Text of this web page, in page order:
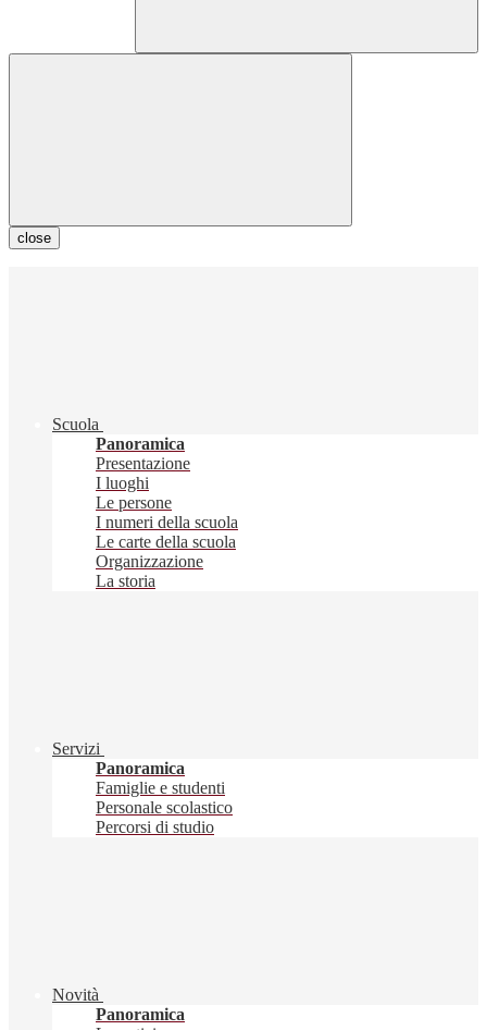
close
Scuola
Panoramica
Presentazione
I luoghi
Le persone
I numeri della scuola
Le carte della scuola
Organizzazione
La storia
Servizi
Panoramica
Famiglie e studenti
Personale scolastico
Percorsi di studio
Novità
Panoramica